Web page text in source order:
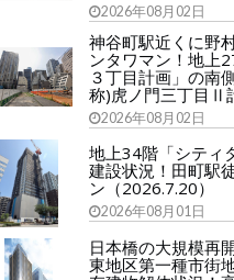
2026年08月02日
神谷町駅近くに野
ンタワマン！地上
３丁目計画」の南
称)虎ノ門三丁目Ⅱ
2026年08月02日
地上34階「シティ
建設状況！田町駅
ン（2026.7.20）
2026年08月01日
日本橋の大規模再
東地区第一種市街